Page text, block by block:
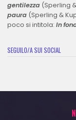
gentilezza (Sperling
paura (Sperling &
poco si intitola: In
SEGUILO/A SUI SOCIAL